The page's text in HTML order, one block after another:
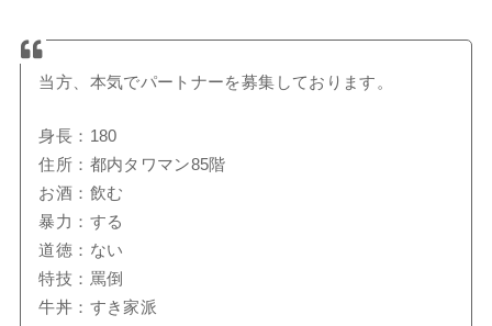
当方、本気でパートナーを募集しております。
身長：180
住所：都内タワマン85階
お酒：飲む
暴力：する
道徳：ない
特技：罵倒
牛丼：すき家派